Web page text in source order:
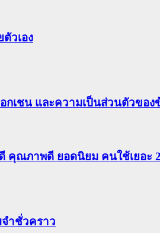
วเอง
กเชน และความเป็นส่วนตัวของ
คุณภาพดี ยอดนิยม คนใช้เยอะ
ำชั่วคราว